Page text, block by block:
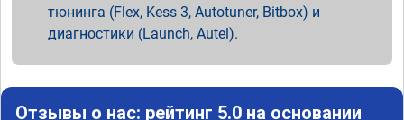
тюнинга (Flex, Kess 3, Autotuner, Bitbox) и
диагностики (Launch, Autel).
Отзывы о нас: рейтинг 5.0 на основании